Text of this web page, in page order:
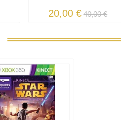
20,00 € 40,00 €